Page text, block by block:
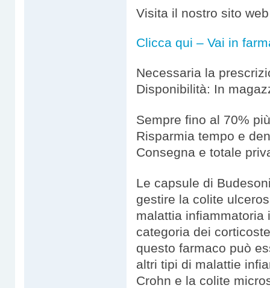
Visita il nostro sito
Clicca qui – Vai in
Necessaria la
Disponibilità: In
Sempre fino al 70%
Risparmia tempo e
Consegna e totale
Le capsule di
gestire la colite
malattia infiammatoria
categoria dei
questo farmaco può
altri tipi di malattie
Crohn e la colite